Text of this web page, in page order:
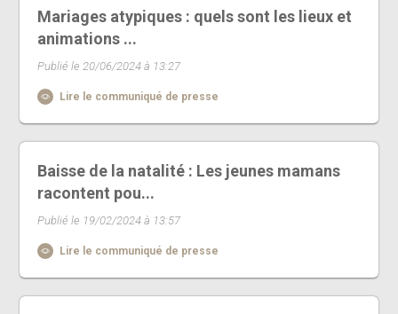
Mariages atypiques : quels sont les lieux et
animations ...
Publié le 20/06/2024 à 13:27
Lire le communiqué de presse
Baisse de la natalité : Les jeunes mamans
racontent pou...
Publié le 19/02/2024 à 13:57
Lire le communiqué de presse